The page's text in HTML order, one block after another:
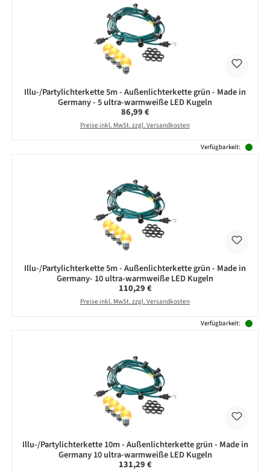
Illu-/Partylichterkette 5m - Außenlichterkette grün - Made in
Germany - 5 ultra-warmweiße LED Kugeln
Regulärer Preis:
86,99 €
Preise inkl. MwSt. zzgl. Versandkosten
Verfügbarkeit:
Illu-/Partylichterkette 5m - Außenlichterkette grün - Made in
Germany- 10 ultra-warmweiße LED Kugeln
Regulärer Preis:
110,29 €
Preise inkl. MwSt. zzgl. Versandkosten
Verfügbarkeit:
Illu-/Partylichterkette 10m - Außenlichterkette grün - Made in
Germany 10 ultra-warmweiße LED Kugeln
Regulärer Preis:
131,29 €